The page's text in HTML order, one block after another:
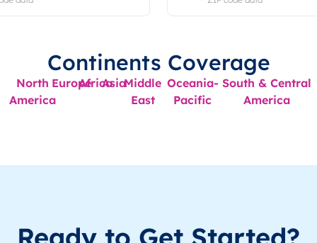
Continents Coverage
North
America
EuropeAfricaAsiaMiddle
East
Oceania-
Pacific
South & Central
America